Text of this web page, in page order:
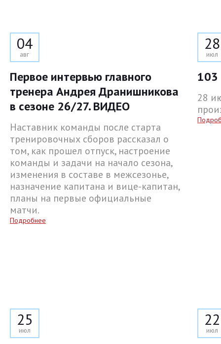
04
авг
Первое интервью главного
тренера Андрея Дранишникова
в сезоне 26/27. ВИДЕО
Наставник команды после старта
тренировочных сборов рассказал о
том, как прошел отпуск, настроение
команды и задачи на начало сезона,
изменения в составе в межсезонье,
назначение капитана и вице-капитан,
планы на первые официальные
матчи.
Подробнее
28
июл
103
28
25
июл
22
июл